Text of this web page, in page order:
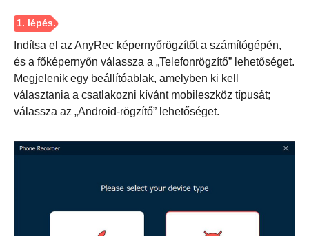
3. lépés
Indítsa el az AnyRec képernyőrögzítőt a számítógépén,
és a főképernyőn válassza a „Telefonrögzítő” lehetőséget.
Megjelenik egy beállítóablak, amelyben ki kell
választania a csatlakozni kívánt mobileszköz típusát;
válassza az „Android-rögzítő” lehetőséget.